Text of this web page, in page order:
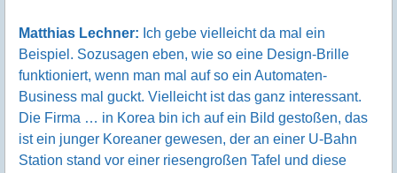
Matthias Lechner: Ich gebe vielleicht da mal ein
Beispiel. Sozusagen eben, wie so eine Design-Brille
funktioniert, wenn man mal auf so ein Automaten-
Business mal guckt. Vielleicht ist das ganz interessant.
Die Firma … in Korea bin ich auf ein Bild gestoßen, das
ist ein junger Koreaner gewesen, der an einer U-Bahn
Station stand vor einer riesengroßen Tafel und diese